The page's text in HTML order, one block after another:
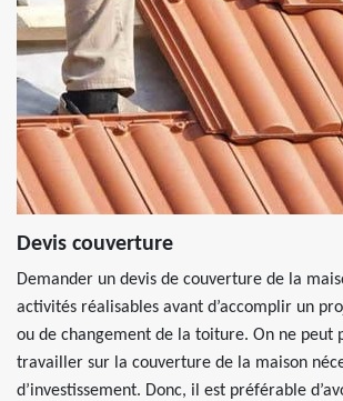
Devis couverture
Demander un devis de couverture de la
activités réalisables avant d’accomplir un
ou de changement de la toiture. On ne peut
travailler sur la couverture de la maison
d’investissement. Donc, il est préférable